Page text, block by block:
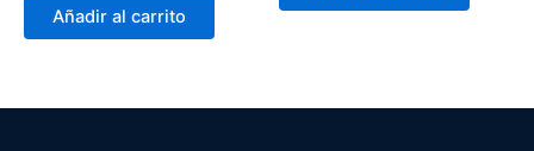
Añadir al carrito